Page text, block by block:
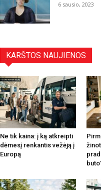
6 sausio, 2023
KARŠTOS NAUJIENOS
Ne tik kaina: į ką atkreipti
dėmesį renkantis vežėją į
Europą